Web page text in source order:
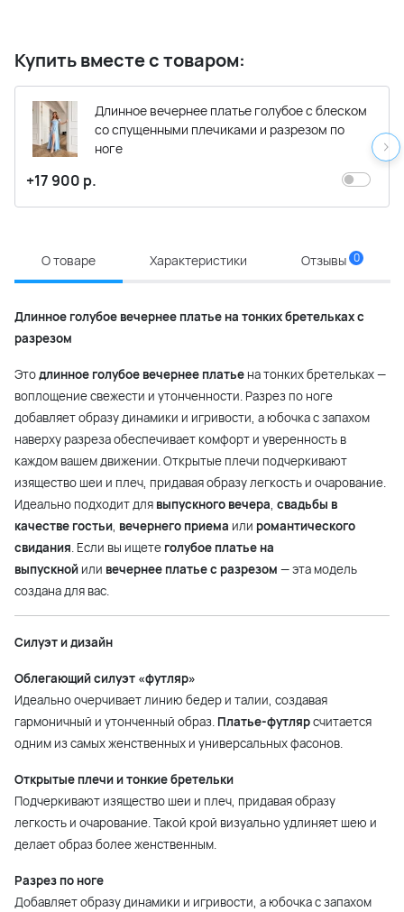
Купить вместе с товаром:
Длинное вечернее платье голубое с блеском
со спущенными плечиками и разрезом по
ноге
+17 900 р.
О товаре Характеристики Отзывы 0
Длинное голубое вечернее платье на тонких бретельках с
разрезом
Этодлинное голубое вечернее платье на тонких бретельках —
воплощение свежести и утонченности. Разрез по ноге
добавляет образу динамики и игривости, а юбочка с запахом
наверху разреза обеспечивает комфорт и уверенность в
каждом вашем движении. Открытые плечи подчеркивают
изящество шеи и плеч, придавая образу легкость и очарование.
Идеально подходит для выпускного вечера, свадьбы в
качестве гостьи, вечернего приема или романтического
свидания. Если вы ищете голубое платье на
выпускной или вечернее платье с разрезом — эта модель
создана для вас.
Силуэт и дизайн
Облегающий силуэт «футляр»
Идеально очерчивает линию бедер и талии, создавая
гармоничный и утонченный образ. Платье-футлярсчитается
одним из самых женственных и универсальных фасонов.
Открытые плечи и тонкие бретельки
Подчеркивают изящество шеи и плеч, придавая образу
легкость и очарование. Такой крой визуально удлиняет шею и
делает образ более женственным.
Разрез по ноге
Добавляет образу динамики и игривости, а юбочка с запахом